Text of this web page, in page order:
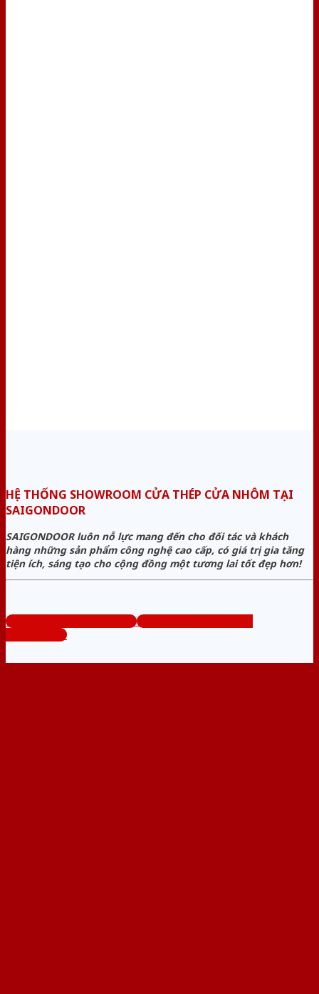
HỆ THỐNG SHOWROOM CỬA THÉP CỬA NHÔM TẠI
SAIGONDOOR
SAIGONDOOR luôn nỗ lực mang đến cho đối tác và khách
hàng những sản phẩm công nghệ cao cấp, có giá trị gia tăng
tiện ích, sáng tạo cho cộng đồng một tương lai tốt đẹp hơn!
www.cuathepcuanhom.com
Tổng đài tư vấn miễn phí:
0824.400.400